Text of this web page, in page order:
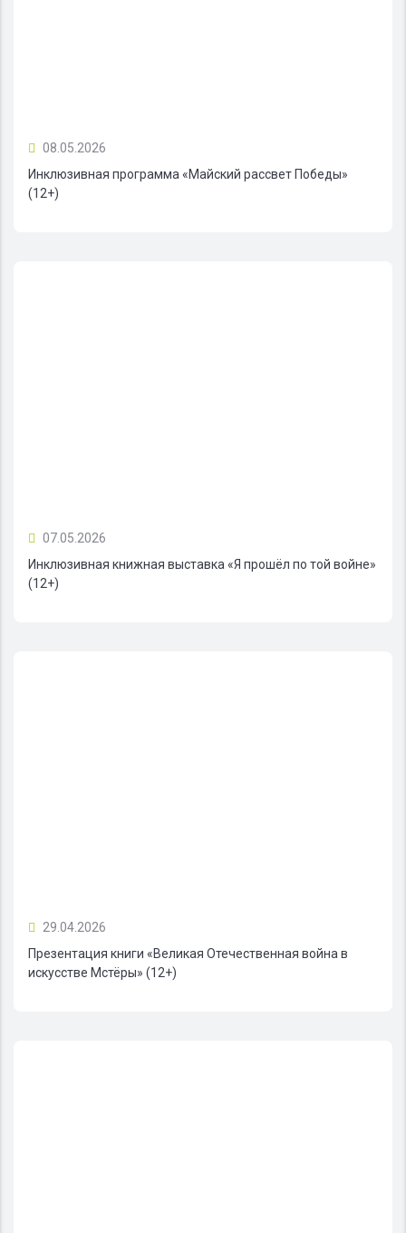
08.05.2026
Инклюзивная программа «Майский рассвет Победы»
(12+)
07.05.2026
Инклюзивная книжная выставка «Я прошёл по той войне»
(12+)
29.04.2026
Презентация книги «Великая Отечественная война в
искусстве Мстёры» (12+)